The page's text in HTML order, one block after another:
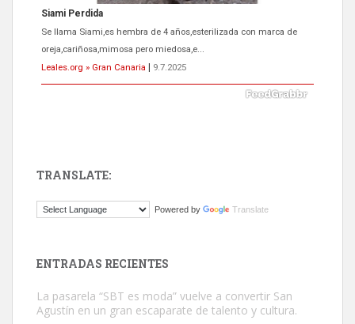
ADOPCIÓN URGENTE GATA TEROR GRAN CANARIA
Este gato macho ha aparecido en la calle hace menos de un mes,
es muy manso y extremadamente cari...
TRANSLATE:
Powered by Translate
ENTRADAS RECIENTES
La pasarela “SBT es moda” vuelve a convertir San
Agustín en un gran escaparate de talento y cultura.